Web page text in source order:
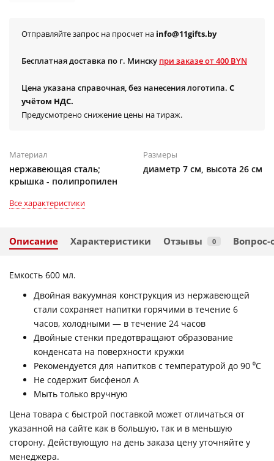
Отправляйте запрос на просчет на info@11gifts.by
Бесплатная доставка по г. Минску при заказе от 400 BYN
Цена указана справочная, без нанесения логотипа. С
учётом НДС.
Предусмотрено снижение цены на тираж.
Материал
нержавеющая сталь;
крышка - полипропилен
Размеры
диаметр 7 см, высота 26 см
Все характеристики
Описание Характеристики Отзывы 0 Вопрос-
Емкость 600 мл.
Двойная вакуумная конструкция из нержавеющей
стали сохраняет напитки горячими в течение 6
часов, холодными — в течение 24 часов
Двойные стенки предотвращают образование
конденсата на поверхности кружки
Рекомендуется для напитков с температурой до 90 ⁰C
Не содержит бисфенол А
Мыть только вручную
Цена товара с быстрой поставкой может отличаться от
указанной на сайте как в большую, так и в меньшую
сторону. Действующую на день заказа цену уточняйте у
менеджера.